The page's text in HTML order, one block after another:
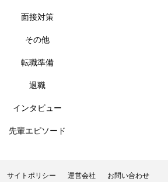
面接対策
その他
転職準備
退職
インタビュー
先輩エピソード
サイトポリシー 運営会社 お問い合わせ